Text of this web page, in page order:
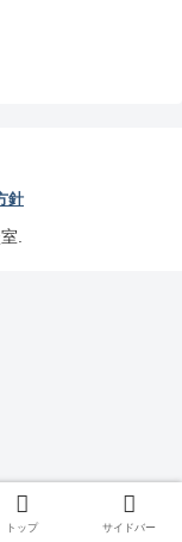
針
.
トップ サイドバー